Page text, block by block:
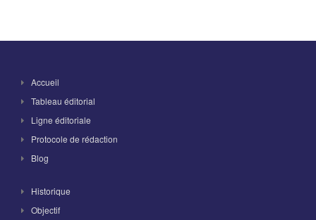
Accueil
Tableau éditorial
Ligne éditoriale
Protocole de rédaction
Blog
Historique
Objectif